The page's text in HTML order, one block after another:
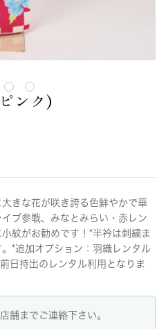
ンク)
きな花が咲き誇る色鮮やかで華
ブ参戦、みなとみらい・赤レン
紋がお勧めです！*半衿は刺繍ま
*追加オプション：羽織レンタル
日持出のレンタル利用となりま
舗までご連絡下さい。